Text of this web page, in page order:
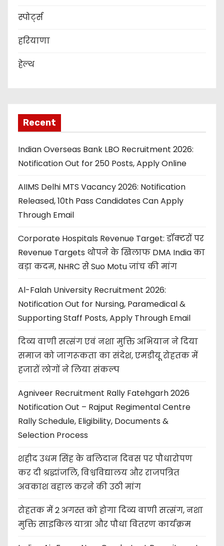
स्पोर्ट्स
हरियाणा
हेल्थ
Recent
Indian Overseas Bank LBO Recruitment 2026:
Notification Out for 250 Posts, Apply Online
AIIMS Delhi MTS Vacancy 2026: Notification
Released, 10th Pass Candidates Can Apply
Through Email
Corporate Hospitals Revenue Target: डॉक्टरों पर
Revenue Targets थोपने के खिलाफ DMA India का
बड़ा कदम, NHRC से Suo Motu जांच की मांग
Al-Falah University Recruitment 2026:
Notification Out for Nursing, Paramedical &
Supporting Staff Posts, Apply Through Email
दिव्य वाणी सत्संग एवं नशा मुक्ति अभियान ने दिया
समाज को जागरूकता का संदेश, एमडीयू रोहतक में
हजारों लोगों ने लिया संकल्प
Agniveer Recruitment Rally Fatehgarh 2026
Notification Out – Rajput Regimental Centre
Rally Schedule, Eligibility, Documents &
Selection Process
शहीद उधम सिंह के बलिदान दिवस पर पौधारोपण
कर दी श्रद्धांजलि, विश्वविद्यालय और राजपत्रित
अवकाश बहाल करने की उठी मांग
रोहतक में 2 अगस्त को होगा दिव्य वाणी सत्संग, नशा
मुक्ति साइकिल यात्रा और पौधा वितरण कार्यक्रम